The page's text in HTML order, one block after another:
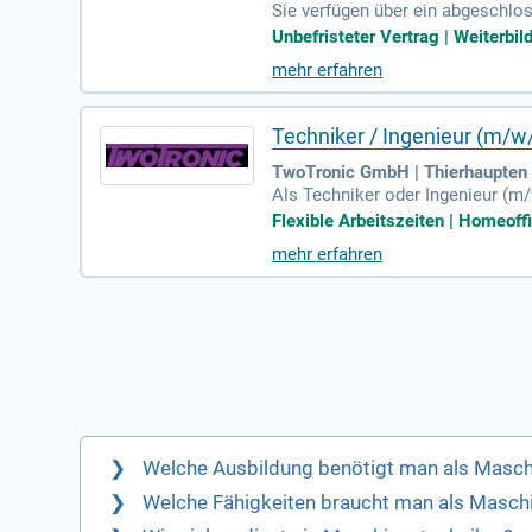
Sie verfügen über ein
um Techniker in
bau steuern Sie komplexe
nd Siemens Teamcenter
hen es Ihnen, komplexe
Unbefristeter Vertrag |
mehr erfahren
Techniker / Ingenieur (m/
TwoTronic GmbH | Thierhaupten
Als Techniker oder Ingenieur
tlich. Deine Expertise umfasst
dards sind Teil Deiner
it Deinem Know-how trägst Du
Flexible Arbeitszeiten |
mehr erfahren
Welche Ausbildung benötigt man als
Welche Fähigkeiten braucht man als